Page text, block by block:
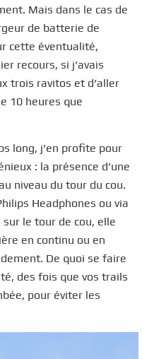
Mais dans le cas de
de batterie de
cette éventualité,
recours, si j’avais
trois ravitos et d’aller
10 heures que
long, j’en profite pour
: la présence d’une
niveau du tour du cou.
Headphones ou via
le tour de cou, elle
en continu ou en
De quoi se faire
des fois que vos trails
pour éviter les